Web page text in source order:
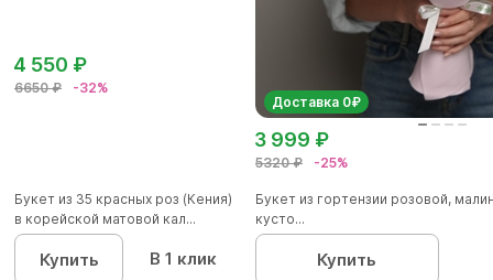
6650 ₽ -32%
4 550 ₽
Букет из 35 красных роз (Кения)
в корейской матовой кал...
Купить В 1 клик
Доставка 0₽
5320 ₽ -25%
3 999 ₽
Букет из гортензии розовой,
кусто...
Купить